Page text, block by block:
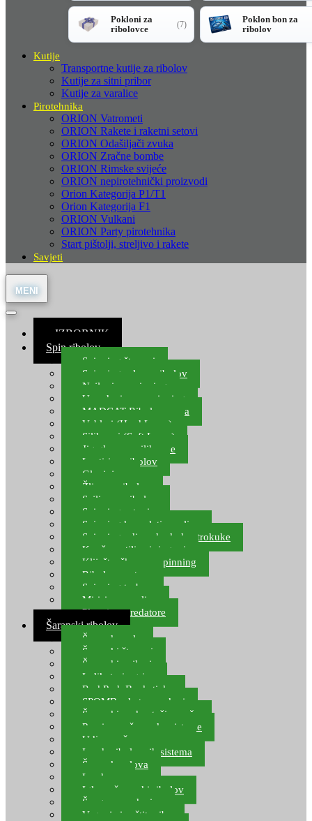
Pokloni za
ribolovce
(7)
Poklon bon za
ribolov
Kutije
Transportne kutije za ribolov
Kutije za sitni pribor
Kutije za varalice
Pirotehnika
ORION Vatrometi
ORION Rakete i raketni setovi
ORION Odašiljači zvuka
ORION Zračne bombe
ORION Rimske svijeće
ORION nepirotehnički proizvodi
Orion Kategorija P1/T1
Orion Kategorija F1
ORION Vulkani
ORION Party pirotehnika
Start pištolji, streljivo i rakete
Savjeti
≡ IZBORNIK
Spin ribolov
Spinning štapovi
Spinning role za ribolov
Najloni za spinning
Upredenice za spinning
MADCAT Ribolov soma
Vobleri (Hard Lures)
Silikonci (Soft Lures)
Jig glave za silikonce
Leptiri za ribolov
Glavinjare
Žlice za ribolov
Sajlice za ribolov
Spinning setovi
Spinning kompleti varalica
Spinning udice, dvokuke, trokuke
Kopče, vrtilice i ringovi
Kliješta, škare za spinning
Ribolov pastrve
Spinning torbe
Mirisi za varalice
Plovci za predatore
Šaranski ribolov
Šaranske role
Šaranski štapovi
Šaranski najloni
Indikatori ugriza
Rod Pod, Banksticks
SPOMB rakete, markeri
Šaranski podmetači, mreže
Pernice za šaranske sisteme
Udice za šarana, amura
Izrada ribolovnih sistema
Šaranska olova
Leadcore
Igle za šaranski ribolov
Špage, upredenice
Vaganje i zaštita ribe